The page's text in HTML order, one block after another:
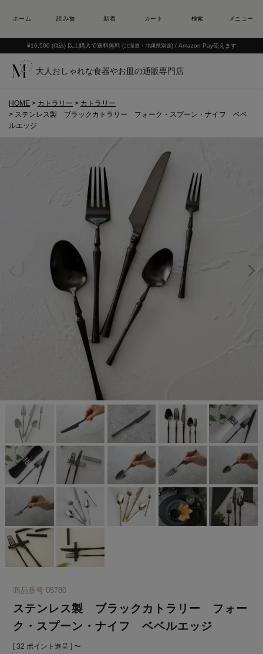
¥16,500 (税込) 以上購入で送料無料 (北海道・沖縄県別途) / Amazon Pay使えます
大人おしゃれな食器やお皿の通販専門店
HOME カトラリー
カトラリー
ステンレス製 ブラックカトラリー フォーク・スプーン・ナイフ ベベ
ルエッジ
商品番号 05780
ステンレス製 ブラックカトラリー フォー
ク・スプーン・ナイフ ベベルエッジ
[ 32 ポイント進呈 ] 〜